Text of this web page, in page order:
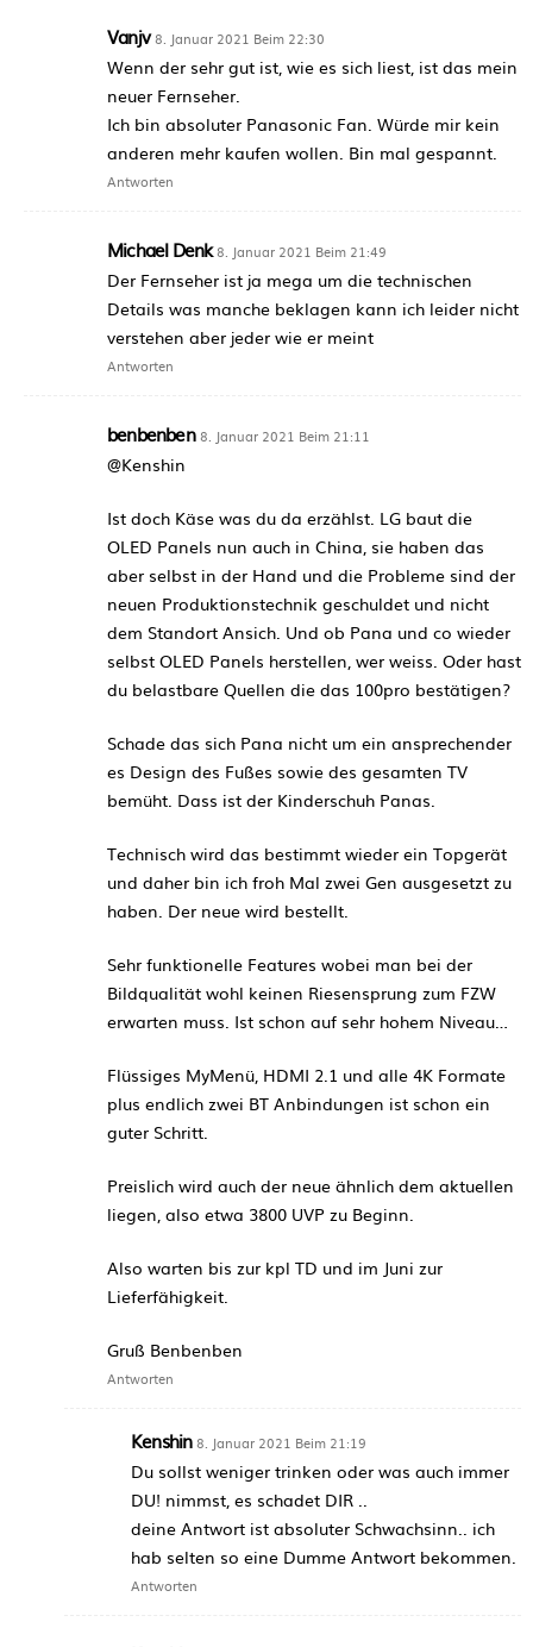
Vanjv 8. Januar 2021 Beim 22:30
Wenn der sehr gut ist, wie es sich liest, ist das mein
neuer Fernseher.
Ich bin absoluter Panasonic Fan. Würde mir kein
anderen mehr kaufen wollen. Bin mal gespannt.
Antworten
Michael Denk 8. Januar 2021 Beim 21:49
Der Fernseher ist ja mega um die technischen
Details was manche beklagen kann ich leider nicht
verstehen aber jeder wie er meint
Antworten
benbenben 8. Januar 2021 Beim 21:11
@Kenshin
Ist doch Käse was du da erzählst. LG baut die
OLED Panels nun auch in China, sie haben das
aber selbst in der Hand und die Probleme sind der
neuen Produktionstechnik geschuldet und nicht
dem Standort Ansich. Und ob Pana und co wieder
selbst OLED Panels herstellen, wer weiss. Oder hast
du belastbare Quellen die das 100pro bestätigen?
Schade das sich Pana nicht um ein ansprechender
es Design des Fußes sowie des gesamten TV
bemüht. Dass ist der Kinderschuh Panas.
Technisch wird das bestimmt wieder ein Topgerät
und daher bin ich froh Mal zwei Gen ausgesetzt zu
haben. Der neue wird bestellt.
Sehr funktionelle Features wobei man bei der
Bildqualität wohl keinen Riesensprung zum FZW
erwarten muss. Ist schon auf sehr hohem Niveau…
Flüssiges MyMenü, HDMI 2.1 und alle 4K Formate
plus endlich zwei BT Anbindungen ist schon ein
guter Schritt.
Preislich wird auch der neue ähnlich dem aktuellen
liegen, also etwa 3800 UVP zu Beginn.
Also warten bis zur kpl TD und im Juni zur
Lieferfähigkeit.
Gruß Benbenben
Antworten
Kenshin 8. Januar 2021 Beim 21:19
Du sollst weniger trinken oder was auch immer
DU! nimmst, es schadet DIR ..
deine Antwort ist absoluter Schwachsinn.. ich
hab selten so eine Dumme Antwort bekommen.
Antworten